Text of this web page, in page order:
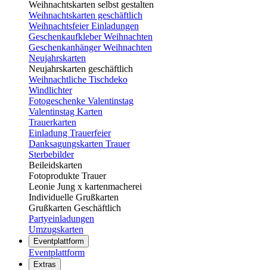
Weihnachtskarten selbst gestalten
Weihnachtskarten geschäftlich
Weihnachtsfeier Einladungen
Geschenkaufkleber Weihnachten
Geschenkanhänger Weihnachten
Neujahrskarten
Neujahrskarten geschäftlich
Weihnachtliche Tischdeko
Windlichter
Fotogeschenke Valentinstag
Valentinstag Karten
Trauerkarten
Einladung Trauerfeier
Danksagungskarten Trauer
Sterbebilder
Beileidskarten
Fotoprodukte Trauer
Leonie Jung x kartenmacherei
Individuelle Grußkarten
Grußkarten Geschäftlich
Partyeinladungen
Umzugskarten
Eventplattform
Eventplattform
Extras